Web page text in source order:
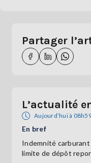
Partager
L’actualité
Aujourd’hui à
En bref
Indemnité
limite de dépôt